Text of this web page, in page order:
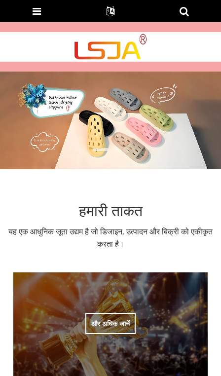
हमारी ताकत
यह एक आधुनिक जूता उद्यम है जो डिजाइन, उत्पादन और बिक्री को एकीकृत
करता है।
और अधिक जानें